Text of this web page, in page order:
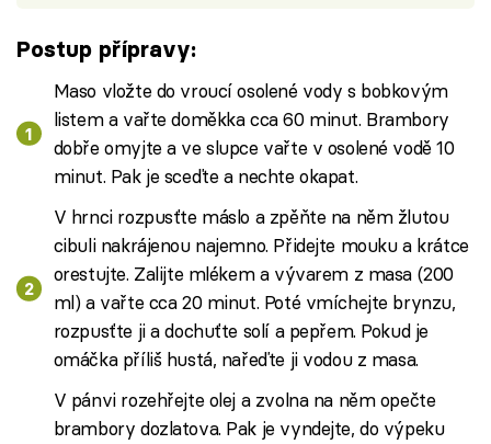
Postup přípravy:
Maso vložte do vroucí osolené vody s bobkovým
listem a vařte doměkka cca 60 minut. Brambory
dobře omyjte a ve slupce vařte v osolené vodě 10
minut. Pak je sceďte a nechte okapat.
V hrnci rozpusťte máslo a zpěňte na něm žlutou
cibuli nakrájenou najemno. Přidejte mouku a krátce
orestujte. Zalijte mlékem a vývarem z masa (200
ml) a vařte cca 20 minut. Poté vmíchejte brynzu,
rozpusťte ji a dochuťte solí a pepřem. Pokud je
omáčka příliš hustá, nařeďte ji vodou z masa.
V pánvi rozehřejte olej a zvolna na něm opečte
brambory dozlatova. Pak je vyndejte, do výpeku